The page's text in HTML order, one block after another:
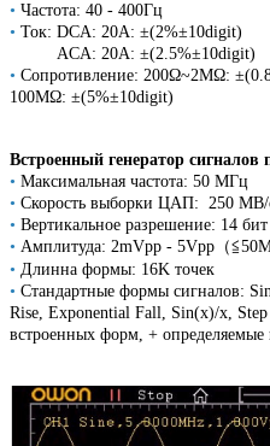
• Частота: 40 - 400Гц
• Ток: DCA: 20A: ±(2%±10digit)
ACA: 20A: ±(2.5%±10digit)
• Сопротивление: 200Ω~2MΩ:
100MΩ: ±(5%±10digit)
Встроенный генератор
• Максимальная частота: 50 МГц
• Скорость выборки ЦАП: 250 МВ/
• Вертикальное разрешение: 14 бит
• Амплитуда: 2mVpp - 5Vpp（
• Длинна формы: 16K точек
• Стандартные формы сигналов:
Rise, Exponential Fall, Sin(x)/x,
встроенных форм, + определяемые